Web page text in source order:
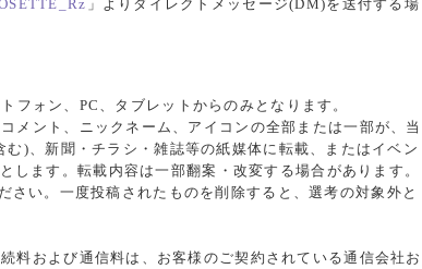
」よりダイレクトメッセージ(DM)を送付する場
フォン、PC、タブレットからのみとなります。
メント、ニックネーム、アイコンの全部または一部が、当
)、新聞・チラシ・雑誌等の紙媒体に転載、またはイベン
します。転載内容は一部翻案・改変する場合があります。
い。一度投稿されたものを削除すると、選考の対象外と
料および通信料は、お客様のご契約されている通信会社お